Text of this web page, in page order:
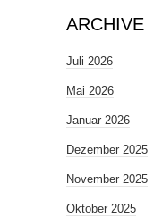
ARCHIVE
Juli 2026
Mai 2026
Januar 2026
Dezember 2025
November 2025
Oktober 2025